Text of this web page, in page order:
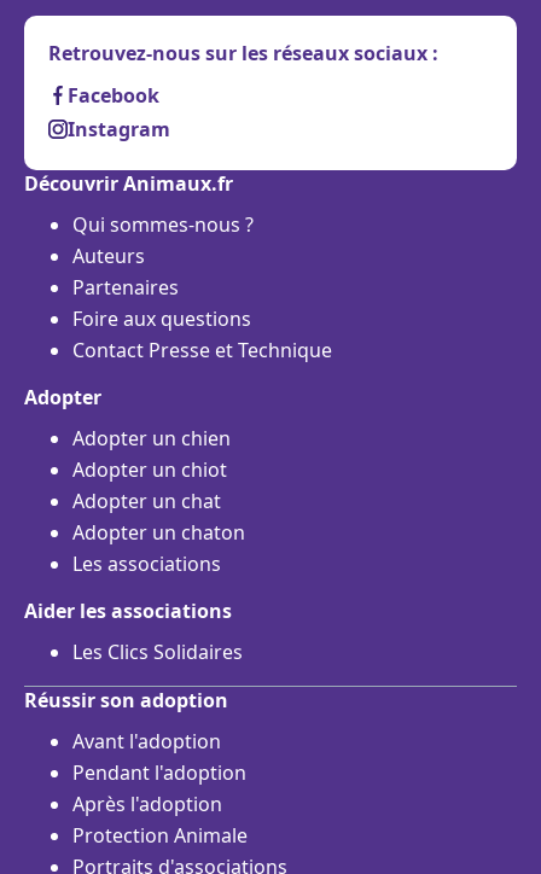
Retrouvez-nous sur les réseaux sociaux :
Facebook
Instagram
Découvrir Animaux.fr
Qui sommes-nous ?
Auteurs
Partenaires
Foire aux questions
Contact Presse et Technique
Adopter
Adopter un chien
Adopter un chiot
Adopter un chat
Adopter un chaton
Les associations
Aider les associations
Les Clics Solidaires
Réussir son adoption
Avant l'adoption
Pendant l'adoption
Après l'adoption
Protection Animale
Portraits d'associations